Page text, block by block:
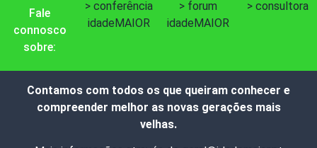
Fale
connosco
sobre:
> conferência
idadeMAIOR
> forum
idadeMAIOR
> consultora
Contamos com todos os que queiram conhecer e
compreender melhor as novas gerações mais
velhas.